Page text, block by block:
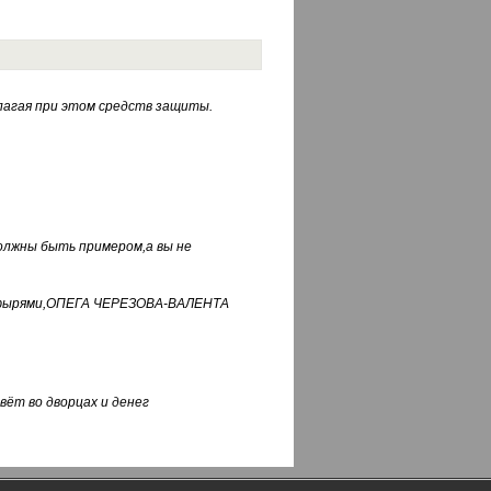
при этом средств защиты.
быть примером,а вы не
ЧЕРЕЗОВА-ВАЛЕНТА
во дворцах и денег